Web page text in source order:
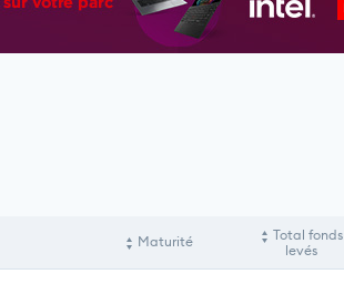
Maturité
Total fonds
levés